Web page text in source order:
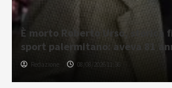
È morto Roberto Urso, storica
sport palermitano: aveva 81
Redazione 08/08/2026 11:36